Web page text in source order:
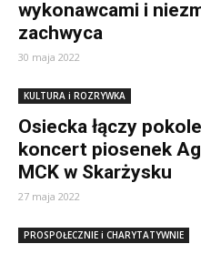
wykonawcami i
zachwyca
30 maja 2022
KULTURA i ROZRYWKA
Osiecka łączy
koncert piosenek
MCK w Skarżysku
27 maja 2022
PROSPOŁECZNIE i CHARYTATYWNIE